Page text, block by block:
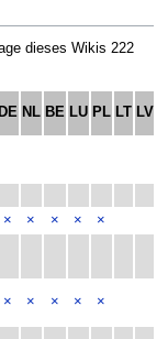
dieses Wikis 222
DE NL BE LU PL LT LV
× × × ×
×
× × × × ×